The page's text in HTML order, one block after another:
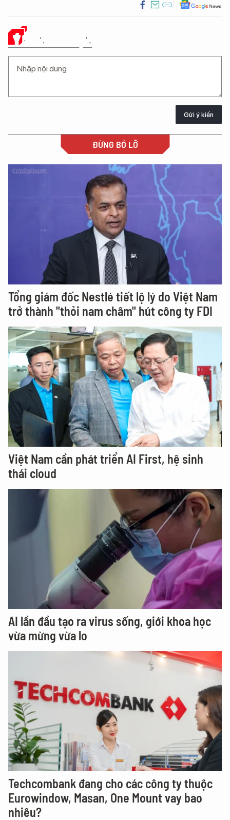
Ý KIẾN CỦA BẠN
Gửi ý kiến
ĐỪNG BỎ LỠ
Tổng giám đốc Nestlé tiết lộ lý do Việt Nam
trở thành "thỏi nam châm" hút công ty FDI
Việt Nam cần phát triển AI First, hệ sinh
thái cloud
AI lần đầu tạo ra virus sống, giới khoa học
vừa mừng vừa lo
Techcombank đang cho các công ty thuộc
Eurowindow, Masan, One Mount vay bao
nhiêu?